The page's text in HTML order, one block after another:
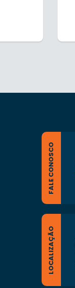
FALE CONOSCO
LOCALIZAÇÃO